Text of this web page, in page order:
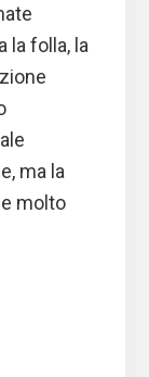
la folla, la
ma la
molto